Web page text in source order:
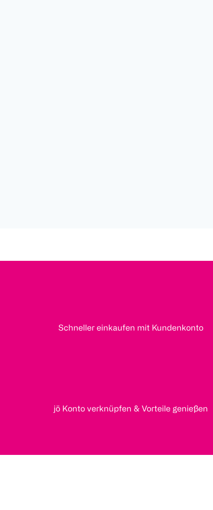
Schneller einkaufen mit Kundenkonto
jö Konto verknüpfen & Vorteile genießen